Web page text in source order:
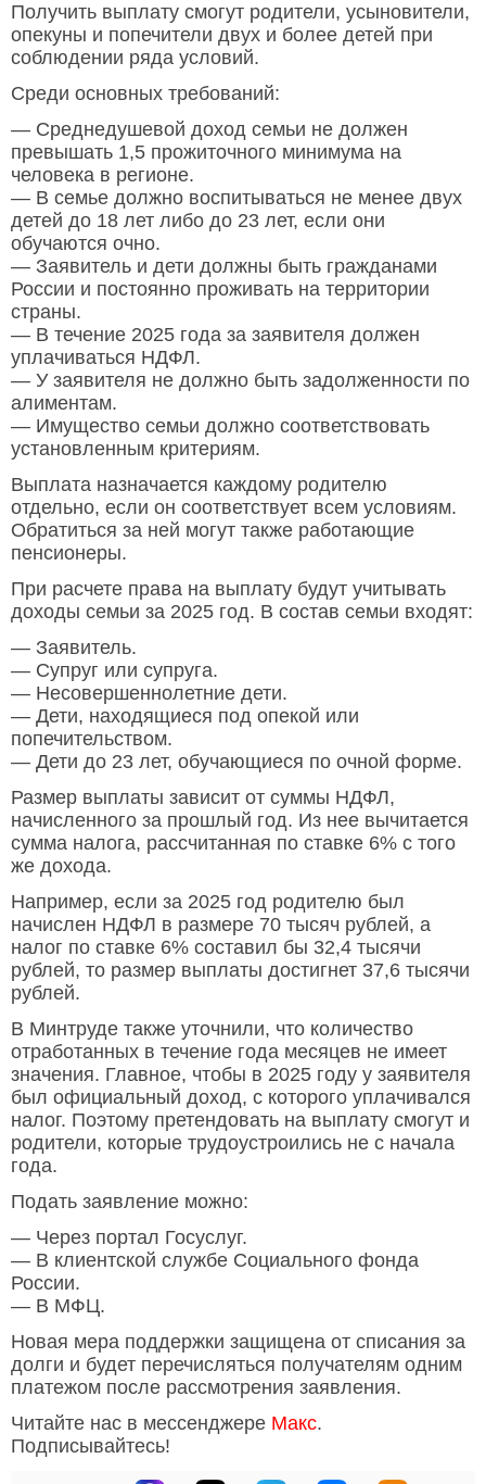
Получить выплату смогут родители, усыновители,
опекуны и попечители двух и более детей при
соблюдении ряда условий.
Среди основных требований:
— Среднедушевой доход семьи не должен
превышать 1,5 прожиточного минимума на
человека в регионе.
— В семье должно воспитываться не менее двух
детей до 18 лет либо до 23 лет, если они
обучаются очно.
— Заявитель и дети должны быть гражданами
России и постоянно проживать на территории
страны.
— В течение 2025 года за заявителя должен
уплачиваться НДФЛ.
— У заявителя не должно быть задолженности по
алиментам.
— Имущество семьи должно соответствовать
установленным критериям.
Выплата назначается каждому родителю
отдельно, если он соответствует всем условиям.
Обратиться за ней могут также работающие
пенсионеры.
При расчете права на выплату будут учитывать
доходы семьи за 2025 год. В состав семьи входят:
— Заявитель.
— Супруг или супруга.
— Несовершеннолетние дети.
— Дети, находящиеся под опекой или
попечительством.
— Дети до 23 лет, обучающиеся по очной форме.
Размер выплаты зависит от суммы НДФЛ,
начисленного за прошлый год. Из нее вычитается
сумма налога, рассчитанная по ставке 6% с того
же дохода.
Например, если за 2025 год родителю был
начислен НДФЛ в размере 70 тысяч рублей, а
налог по ставке 6% составил бы 32,4 тысячи
рублей, то размер выплаты достигнет 37,6 тысячи
рублей.
В Минтруде также уточнили, что количество
отработанных в течение года месяцев не имеет
значения. Главное, чтобы в 2025 году у заявителя
был официальный доход, с которого уплачивался
налог. Поэтому претендовать на выплату смогут и
родители, которые трудоустроились не с начала
года.
Подать заявление можно:
— Через портал Госуслуг.
— В клиентской службе Социального фонда
России.
— В МФЦ.
Новая мера поддержки защищена от списания за
долги и будет перечисляться получателям одним
платежом после рассмотрения заявления.
Читайте нас в мессенджере Макс.
Подписывайтесь!